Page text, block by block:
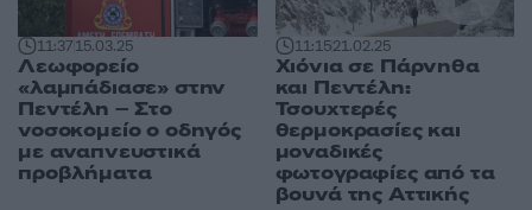
11:3715.03.25
Λεωφορείο
«λαμπάδιασε» στην
Πεντέλη – Στο
νοσοκομείο ο οδηγός
με αναπνευστικά
προβλήματα
11:1521.02.25
Χιόνια σε Πάρνηθα
και Πεντέλη:
Τσουχτερές
θερμοκρασίες και
μοναδικές
φωτογραφίες από τα
βουνά της Αττικής